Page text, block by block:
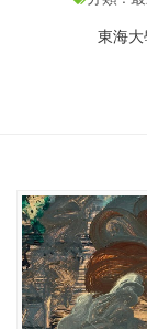
東海